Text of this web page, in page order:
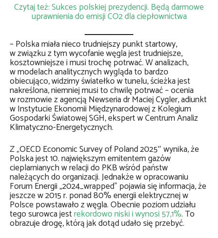
Czytaj też: Sukces polskiej prezydencji. Będą darmowe
uprawnienia do emisji CO2 dla ciepłownictwa
– Polska miała nieco trudniejszy punkt startowy,
w związku z tym wycofanie węgla jest trudniejsze,
kosztowniejsze i musi trochę potrwać. W analizach,
w modelach analitycznych wygląda to bardzo
obiecująco, widzimy światełko w tunelu, ścieżka jest
nakreślona, niemniej musi to chwilę potrwać – ocenia
w rozmowie z agencją Newseria dr Maciej Cygler, adiunkt
w Instytucie Ekonomii Międzynarodowej z Kolegium
Gospodarki Światowej SGH, ekspert w Centrum Analiz
Klimatyczno-Energetycznych.
Z „OECD Economic Survey of Poland 2025″ wynika, że
Polska jest 10. największym emitentem gazów
cieplarnianych w relacji do PKB wśród państw
należących do organizacji. Jednakże w opracowaniu
Forum Energii „2024_wrapped” pojawia się informacja, że
jeszcze w 2015 r. ponad 80% energii elektrycznej w
Polsce powstawało z węgla. Obecnie poziom udziału
tego surowca jestrekordowo niski i wynosi 57,1%. To
obrazuje drogę, którą jak dotąd udało się przebyć.